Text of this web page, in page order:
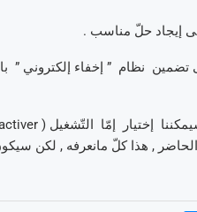
نظام ” إخفاء إلكتروني ”
, هذا كلّ مانعرفه , لكن سيكون